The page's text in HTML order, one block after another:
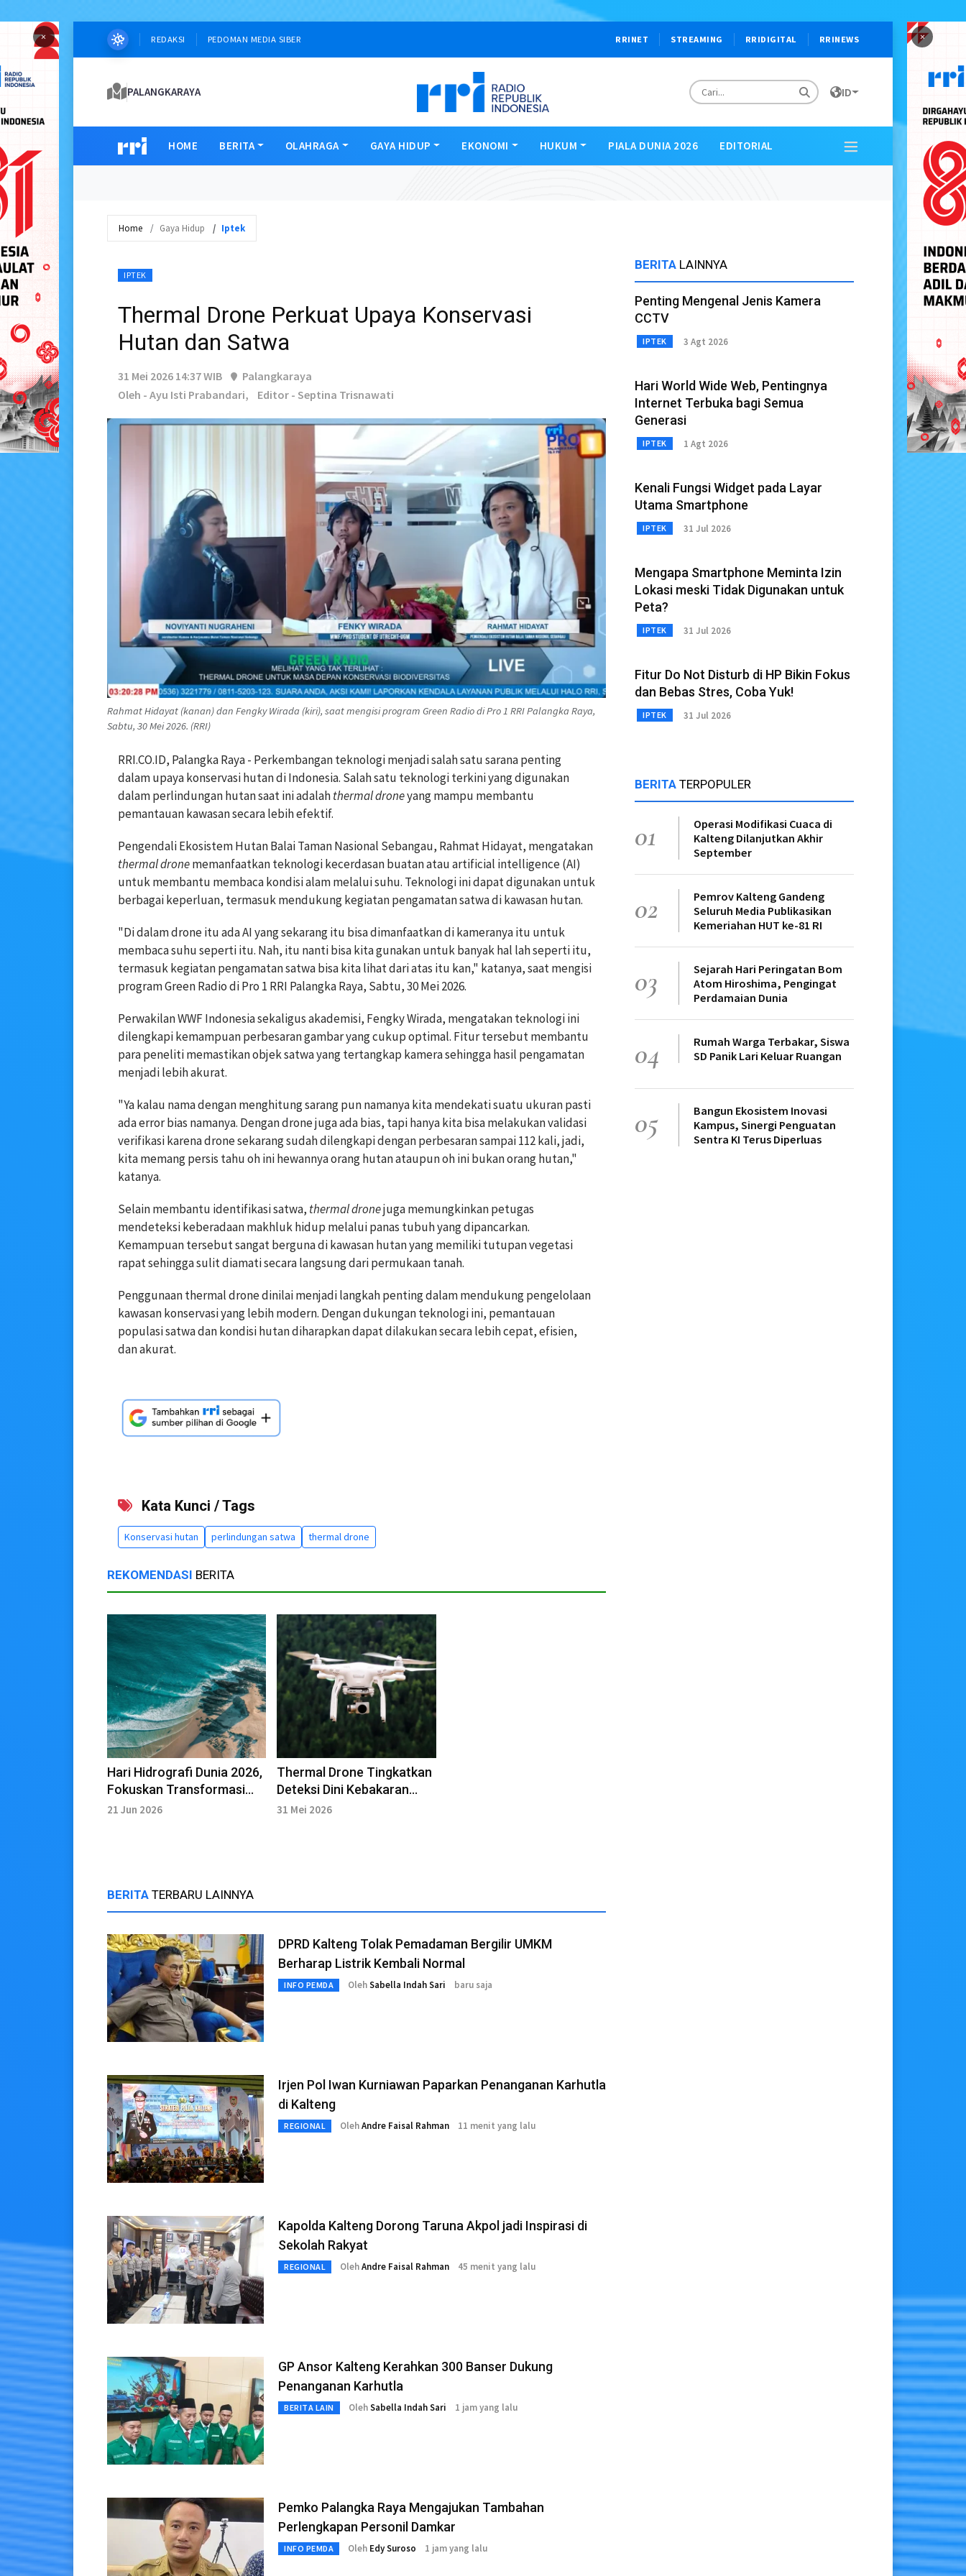
× ×
REDAKSI PEDOMAN MEDIA SIBER RRINET STREAMING RRIDIGITAL RRINEWS
PALANGKARAYA ID
HOME BERITA OLAHRAGA GAYA HIDUP EKONOMI HUKUM PIALA DUNIA 2026 EDITORIAL
Home Gaya Hidup Iptek
IPTEK
Thermal Drone Perkuat Upaya Konservasi
Hutan dan Satwa
31 Mei 2026 14:37 WIB
Palangkaraya
Oleh - Ayu Isti Prabandari,
Editor - Septina Trisnawati
Rahmat Hidayat (kanan) dan Fengky Wirada (kiri), saat mengisi program Green Radio di Pro 1 RRI Palangka Raya,
Sabtu, 30 Mei 2026. (RRI)
RRI.CO.ID, Palangka Raya - Perkembangan teknologi menjadi salah satu sarana penting
dalam upaya konservasi hutan di Indonesia. Salah satu teknologi terkini yang digunakan
dalam perlindungan hutan saat ini adalahthermal droneyang mampu membantu
pemantauan kawasan secara lebih efektif.
Pengendali Ekosistem Hutan Balai Taman Nasional Sebangau, Rahmat Hidayat, mengatakan
thermal dronememanfaatkan teknologi kecerdasan buatan atau artificial intelligence (AI)
untuk membantu membaca kondisi alam melalui suhu. Teknologi ini dapat digunakan untuk
berbagai keperluan, termasuk mendukung kegiatan pengamatan satwa di kawasan hutan.
"Di dalam drone itu ada AI yang sekarang itu bisa dimanfaatkan di kameranya itu untuk
membaca suhu seperti itu. Nah, itu nanti bisa kita gunakan untuk banyak hal lah seperti itu,
termasuk kegiatan pengamatan satwa bisa kita lihat dari atas itu kan," katanya, saat mengisi
program Green Radio di Pro 1 RRI Palangka Raya, Sabtu, 30 Mei 2026.
Perwakilan WWF Indonesia sekaligus akademisi, Fengky Wirada, mengatakan teknologi ini
dilengkapi kemampuan perbesaran gambar yang cukup optimal. Fitur tersebut membantu
para peneliti memastikan objek satwa yang tertangkap kamera sehingga hasil pengamatan
menjadi lebih akurat.
"Ya kalau nama dengan menghitung sarang pun namanya kita mendekati suatu ukuran pasti
ada error bias namanya. Dengan drone juga ada bias, tapi hanya kita bisa melakukan validasi
verifikasi karena drone sekarang sudah dilengkapi dengan perbesaran sampai 112 kali, jadi,
kita memang persis tahu oh ini hewannya orang hutan ataupun oh ini bukan orang hutan,"
katanya.
Selain membantu identifikasi satwa, thermal dronejuga memungkinkan petugas
mendeteksi keberadaan makhluk hidup melalui panas tubuh yang dipancarkan.
Kemampuan tersebut sangat berguna di kawasan hutan yang memiliki tutupan vegetasi
rapat sehingga sulit diamati secara langsung dari permukaan tanah.
Penggunaan thermal drone dinilai menjadi langkah penting dalam mendukung pengelolaan
kawasan konservasi yang lebih modern. Dengan dukungan teknologi ini, pemantauan
populasi satwa dan kondisi hutan diharapkan dapat dilakukan secara lebih cepat, efisien,
dan akurat.
Kata Kunci / Tags
Konservasi hutan perlindungan satwa thermal drone
REKOMENDASI BERITA
Hari Hidrografi Dunia 2026,
Fokuskan Transformasi
Pembagian Data Laut
21 Jun 2026
Thermal Drone Tingkatkan
Deteksi Dini Kebakaran
Hutan Sebangau
31 Mei 2026
BERITA TERBARU LAINNYA
DPRD Kalteng Tolak Pemadaman Bergilir UMKM
Berharap Listrik Kembali Normal
INFO PEMDA OlehSabella Indah Sari baru saja
Irjen Pol Iwan Kurniawan Paparkan Penanganan Karhutla
di Kalteng
REGIONAL OlehAndre Faisal Rahman 11 menit yang lalu
Kapolda Kalteng Dorong Taruna Akpol jadi Inspirasi di
Sekolah Rakyat
REGIONAL OlehAndre Faisal Rahman 45 menit yang lalu
GP Ansor Kalteng Kerahkan 300 Banser Dukung
Penanganan Karhutla
BERITA LAIN OlehSabella Indah Sari 1 jam yang lalu
Pemko Palangka Raya Mengajukan Tambahan
Perlengkapan Personil Damkar
INFO PEMDA Oleh Edy Suroso 1 jam yang lalu
BERITA LAINNYA
Penting Mengenal Jenis Kamera
CCTV
IPTEK 3 Agt 2026
Hari World Wide Web, Pentingnya
Internet Terbuka bagi Semua
Generasi
IPTEK 1 Agt 2026
Kenali Fungsi Widget pada Layar
Utama Smartphone
IPTEK 31 Jul 2026
Mengapa Smartphone Meminta Izin
Lokasi meski Tidak Digunakan untuk
Peta?
IPTEK 31 Jul 2026
Fitur Do Not Disturb di HP Bikin Fokus
dan Bebas Stres, Coba Yuk!
IPTEK 31 Jul 2026
BERITA TERPOPULER
01
Operasi Modifikasi Cuaca di
Kalteng Dilanjutkan Akhir
September
02
Pemrov Kalteng Gandeng
Seluruh Media Publikasikan
Kemeriahan HUT ke-81 RI
03
Sejarah Hari Peringatan Bom
Atom Hiroshima, Pengingat
Perdamaian Dunia
04
Rumah Warga Terbakar, Siswa
SD Panik Lari Keluar Ruangan
05
Bangun Ekosistem Inovasi
Kampus, Sinergi Penguatan
Sentra KI Terus Diperluas